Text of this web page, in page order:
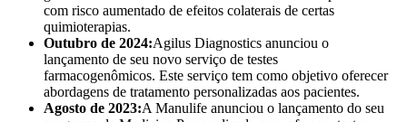
com risco aumentado de efeitos colaterais de certas
quimioterapias.
Outubro de 2024:Agilus Diagnostics anunciou o
lançamento de seu novo serviço de testes
farmacogenômicos. Este serviço tem como objetivo oferecer
abordagens de tratamento personalizadas aos pacientes.
Agosto de 2023:A Manulife anunciou o lançamento do seu